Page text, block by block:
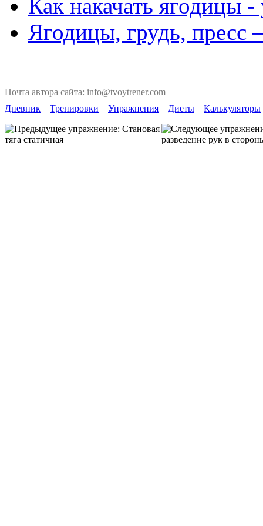
Как накачать ягодицы
Ягодицы, грудь, пресс
Почта автора сайта: info@tvoytrener.com
Дневник
Тренировки Упражнения Диеты Калькуляторы